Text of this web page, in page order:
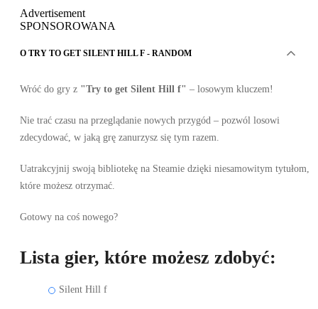
Advertisement
SPONSOROWANA
O TRY TO GET SILENT HILL F - RANDOM
Wróć do gry z "Try to get Silent Hill f" – losowym kluczem!
Nie trać czasu na przeglądanie nowych przygód – pozwól losowi
zdecydować, w jaką grę zanurzysz się tym razem.
Uatrakcyjnij swoją bibliotekę na Steamie dzięki niesamowitym tytułom,
które możesz otrzymać.
Gotowy na coś nowego?
Lista gier, które możesz zdobyć:
Silent Hill f